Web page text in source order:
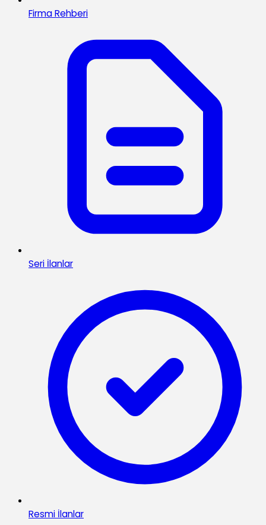
Firma Rehberi
Seri İlanlar
Resmi İlanlar